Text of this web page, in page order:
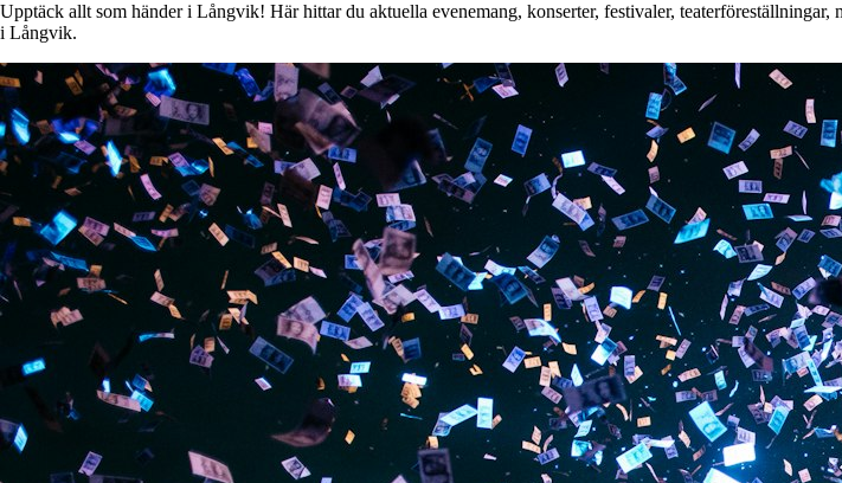
Upptäck allt som händer i Långvik! Här hittar du aktuella evenemang, konserter, festivaler,
i Långvik.